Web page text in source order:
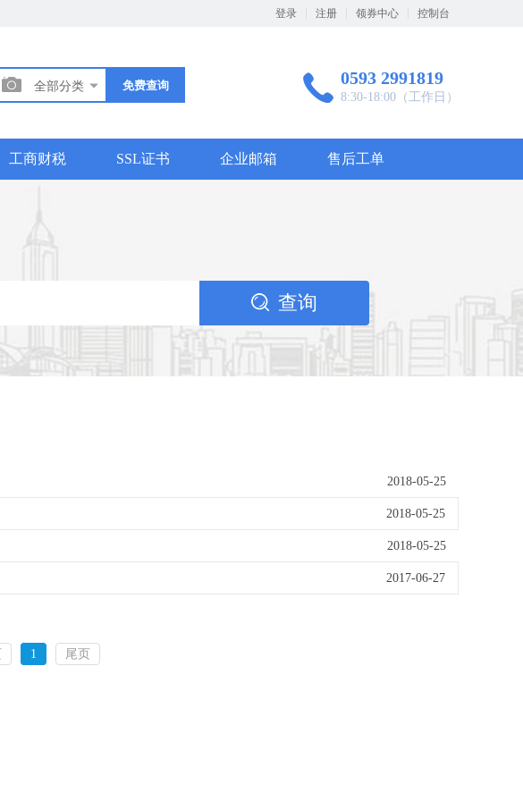
登录 注册 领券中心 控制台
 全部分类  免费查询  0593 2991819
8:30-18:00（工作日）
工商财税 SSL证书 企业邮箱 售后工单
查询
2018-05-25
2018-05-25
2018-05-25
2017-06-27
1 尾页